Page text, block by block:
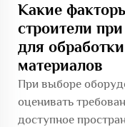
Какие
строители
для
материалов
При выборе
оценивать
доступное